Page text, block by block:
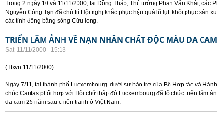
Trong 2 ngày 10 và 11/11/2000, tại Đồng Tháp, Thủ tướng Phan Văn Khải, các
Nguyễn Công Tạn đã chủ trì Hội nghị khắc phục hậu quả lũ lụt, khôi phục sản
các tỉnh đồng bằng sông Cửu long.
TRIỂN LÃM ẢNH VỀ NẠN NHÂN CHẤT ĐỘC MÀU DA CAM
Sat, 11/11/2000 - 15:13
(Ttxvn 11/11/2000)
Ngày 7/11, tại thành phố Lucxembourg, dưới sự bảo trợ của Bộ Hợp tác và
chức Caritas phối hợp với Hội chữ thập đỏ Lucxembourg đã tổ chức triển lãm
da cam 25 năm sau chiến tranh ở Việt Nam.